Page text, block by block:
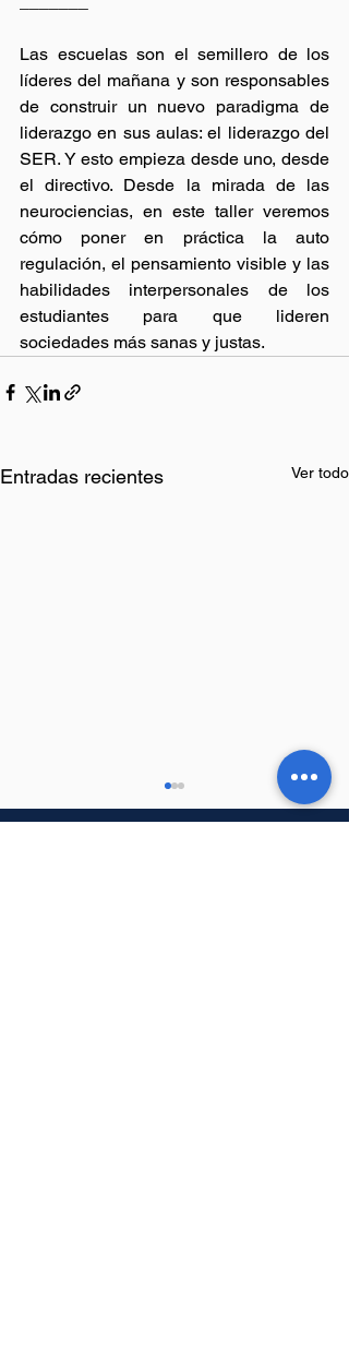
Las escuelas son el semillero de los
líderes del mañana y son responsables
de construir un nuevo paradigma de
liderazgo en sus aulas: el liderazgo del
SER. Y esto empieza desde uno, desde
el directivo. Desde la mirada de las
neurociencias, en este taller veremos
cómo poner en práctica la auto
regulación, el pensamiento visible y las
habilidades interpersonales de los
estudiantes para que lideren
sociedades más sanas y justas.
Entradas recientes Ver todo